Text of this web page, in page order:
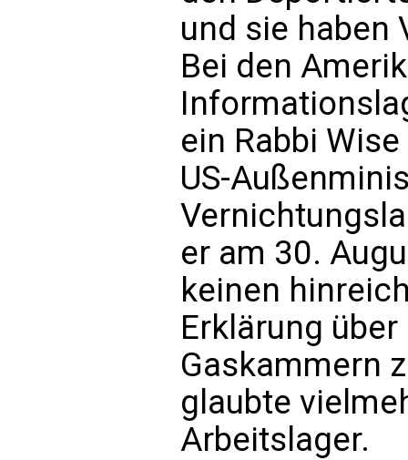
und sie haben
Bei den
ein Rabbi
US-
er am 30.
keinen
Erklärung
Gaskammern
glaubte
Arbeitslager.